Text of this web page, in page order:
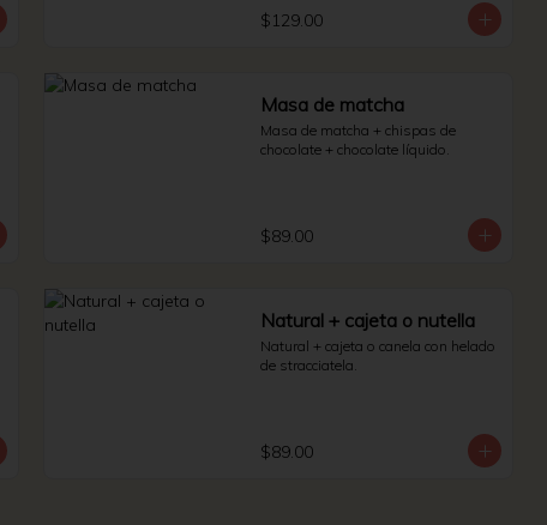
$129.00
Masa de matcha
Masa de matcha + chispas de
chocolate + chocolate líquido.
$89.00
Natural + cajeta o nutella
Natural + cajeta o canela con helado
de stracciatela.
$89.00